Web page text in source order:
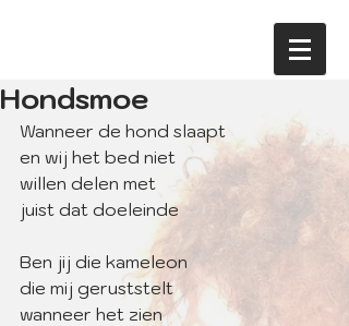
Hondsmoe
Wanneer de hond slaapt
en wij het bed niet
willen delen met
juist dat doeleinde
Ben jij die kameleon
die mij geruststelt
wanneer het zien